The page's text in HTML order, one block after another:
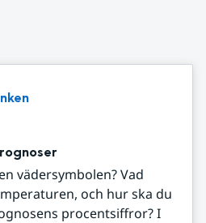
vädersymbolen? Vad
och hur ska du
procentsiffror? I